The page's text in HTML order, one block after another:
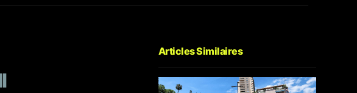
Articles Similaires